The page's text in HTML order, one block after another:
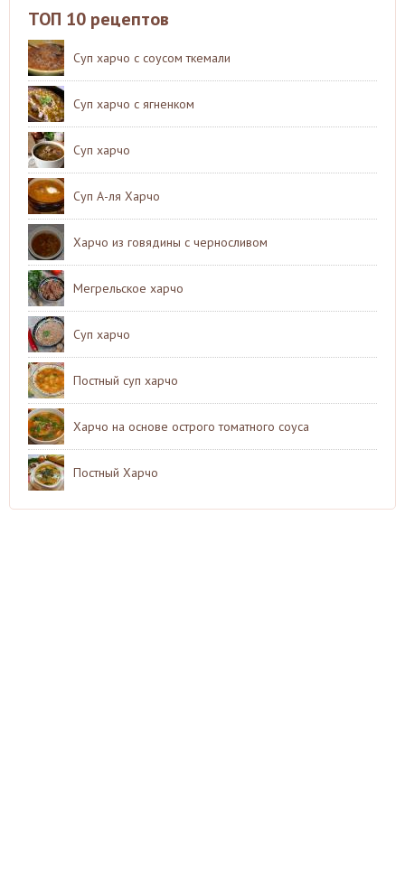
ТОП 10 рецептов
Суп харчо с соусом ткемали
Суп харчо с ягненком
Суп харчо
Суп А-ля Харчо
Харчо из говядины с черносливом
Мегрельское харчо
Суп харчо
Постный суп харчо
Харчо на основе острого томатного соуса
Постный Харчо